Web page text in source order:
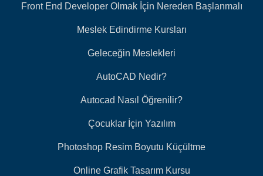
Front End Developer Olmak İçin Nereden Başlanmalı
Meslek Edindirme Kursları
Geleceğin Meslekleri
AutoCAD Nedir?
Autocad Nasıl Öğrenilir?
Çocuklar İçin Yazılım
Photoshop Resim Boyutu Küçültme
Online Grafik Tasarım Kursu